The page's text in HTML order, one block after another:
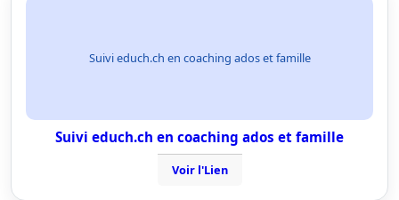
Suivi educh.ch en coaching ados et famille
Suivi educh.ch en coaching ados et famille
Voir l'Lien